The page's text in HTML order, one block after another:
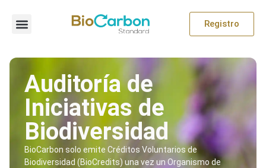
Registro
Auditoría de
Iniciativas de
Biodiversidad
BioCarbon solo emite Créditos Voluntarios de
Biodiversidad (BioCredits) una vez un Organismo de